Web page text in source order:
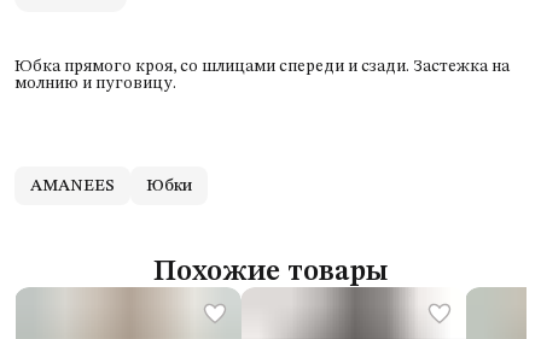
Юбка прямого кроя, со шлицами спереди и сзади. Застежка на
молнию и пуговицу.
AMANEES Юбки
Похожие товары